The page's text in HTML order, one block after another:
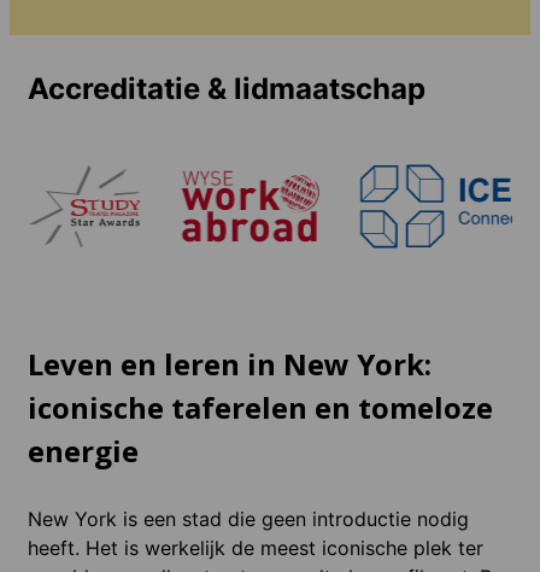
Accreditatie & lidmaatschap
Leven en leren in New York:
iconische taferelen en tomeloze
energie
New York is een stad die geen introductie nodig
heeft. Het is werkelijk de meest iconische plek ter